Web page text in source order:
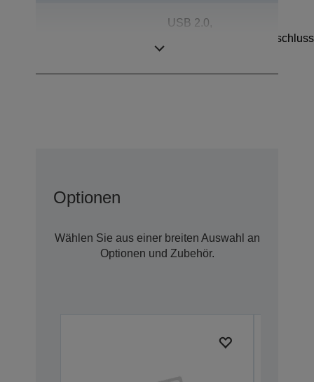
USB 2.0,
Optionen
Wählen Sie aus einer breiten Auswahl an
Optionen und Zubehör.